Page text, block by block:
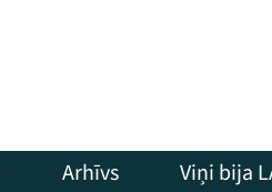
Arhīvs Viņi bija